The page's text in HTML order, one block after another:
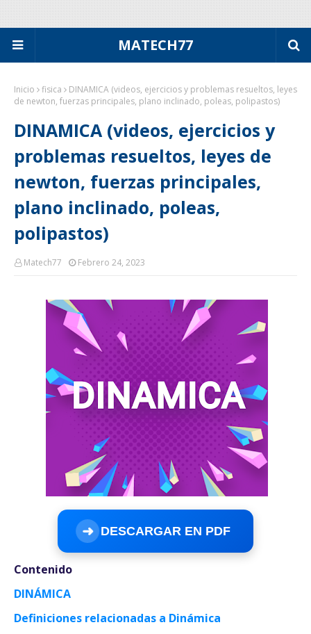
MATECH77
Inicio fisica
DINAMICA (videos, ejercicios y problemas resueltos, leyes
de newton, fuerzas principales, plano inclinado, poleas, polipastos)
DINAMICA (videos, ejercicios y
problemas resueltos, leyes de
newton, fuerzas principales,
plano inclinado, poleas,
polipastos)
Matech77 Febrero 24, 2023
➜ DESCARGAR EN PDF
Contenido
DINÁMICA
Definiciones relacionadas a Dinámica